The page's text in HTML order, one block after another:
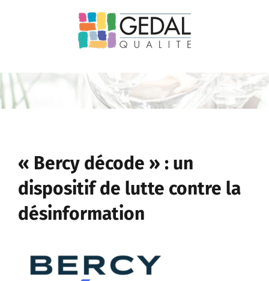
« Bercy décode » : un
dispositif de lutte contre la
désinformation